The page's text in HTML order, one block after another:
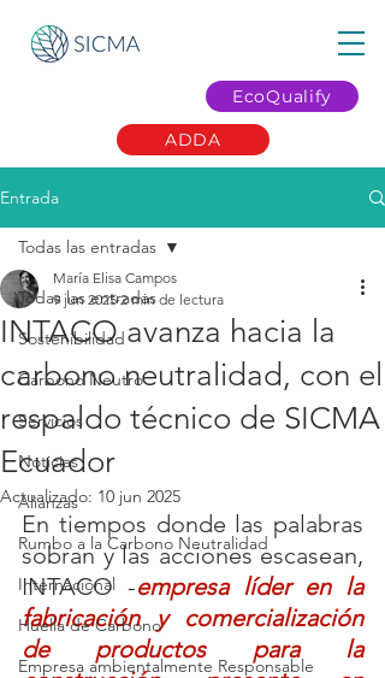
EcoQualify
ADDA
Entrada
Todas las entradas
Sostenibilidad
Carbono Neutro
Servicios
Noticias
Alianzas
Rumbo a la Carbono Neutralidad
Internacional
Huella de Carbono
Empresa ambientalmente Responsable
Todas las entradas
INTACO avanza hacia la
carbono neutralidad, con el
respaldo técnico de SICMA
Ecuador
María Elisa Campos
9 jun 2025 2 min de lectura
Actualizado: 10 jun 2025
En tiempos donde las palabras
sobran y las acciones escasean,
INTACO -empresa líder en la
fabricación y comercialización
de productos para la